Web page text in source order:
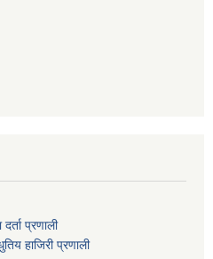
प्रणाली
हाजिरी प्रणाली